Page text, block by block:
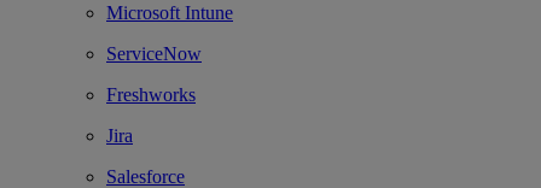
Microsoft Intune
ServiceNow
Freshworks
Jira
Salesforce